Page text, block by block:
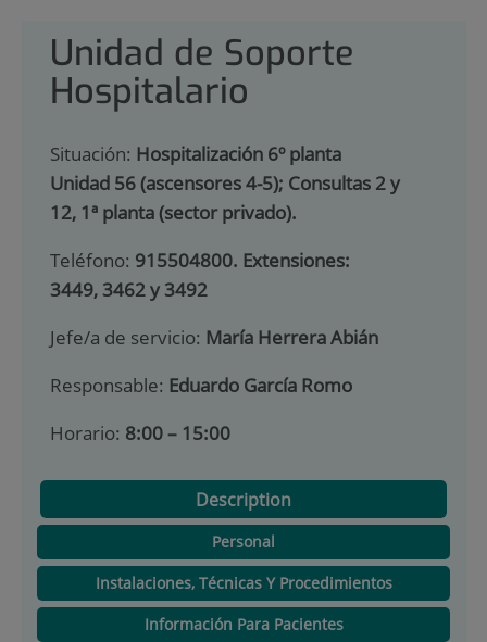
Unidad de Soporte
Hospitalario
Situación: Hospitalización 6º planta
Unidad 56 (ascensores 4-5); Consultas 2 y
12, 1ª planta (sector privado).
Teléfono: 915504800. Extensiones:
3449, 3462 y 3492
Jefe/a de servicio: María Herrera Abián
Responsable: Eduardo García Romo
Horario: 8:00 – 15:00
Description
Personal
Instalaciones, Técnicas Y Procedimientos
Información Para Pacientes